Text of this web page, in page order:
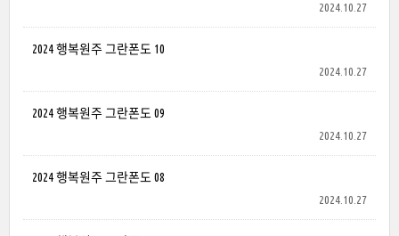
2024.10.27
2024 행복원주 그란폰도 10
2024.10.27
2024 행복원주 그란폰도 09
2024.10.27
2024 행복원주 그란폰도 08
2024.10.27